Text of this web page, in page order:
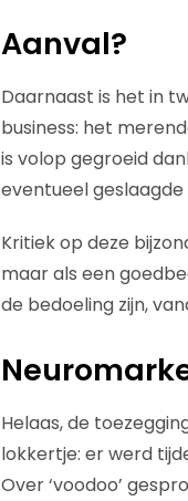
Aanval?
Daarnaast is het in
business: het
is volop gegroeid
eventueel
Kritiek op deze
maar als een
de bedoeling zijn,
Helaas, de
lokkertje: er werd
Over ‘voodoo’